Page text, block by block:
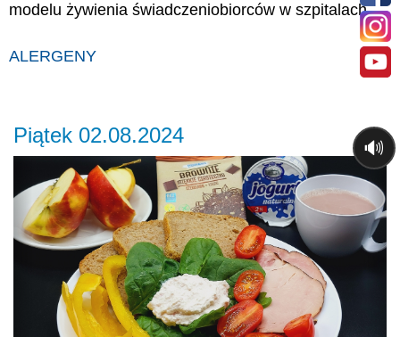
modelu żywienia świadczeniobiorców w szpitalach.
ALERGENY
Piątek 02.08.2024
Previous
🔊